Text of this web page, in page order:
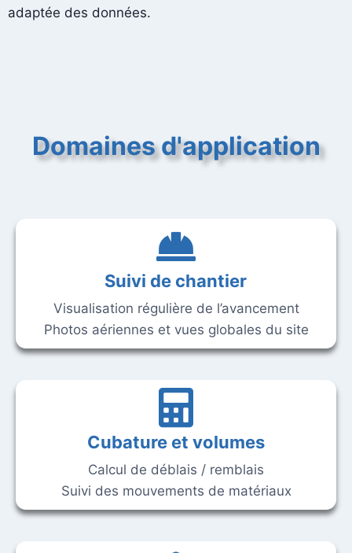
adaptée des données.
Domaines d'application
Suivi de chantier
Visualisation régulière de l’avancement
Photos aériennes et vues globales du site
Cubature et volumes
Calcul de déblais / remblais
Suivi des mouvements de matériaux